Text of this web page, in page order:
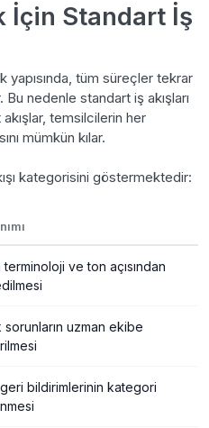
İçin Standart İş
tüm süreçler tekrar
nedenle standart iş akışları
temsilcilerin her
mümkün kılar.
kategorisini göstermektedir:
terminoloji ve ton açısından
sorunların uzman ekibe
geri bildirimlerinin kategori